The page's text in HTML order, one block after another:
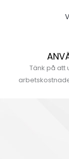
Tänk på att